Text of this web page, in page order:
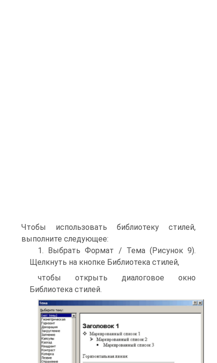
Чтобы использовать библиотеку стилей,
выполните следующее:
1. Выбрать Формат / Тема (Рисунок 9).
Щелкнуть на кнопке Библиотека стилей,
чтобы открыть диалоговое окно
Библиотека стилей.